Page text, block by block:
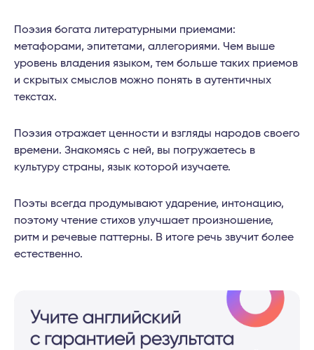
Поэзия богата литературными приемами:
метафорами, эпитетами, аллегориями. Чем выше
уровень владения языком, тем больше таких приемов
и скрытых смыслов можно понять в аутентичных
текстах.
Поэзия отражает ценности и взгляды народов своего
времени. Знакомясь с ней, вы погружаетесь в
культуру страны, язык которой изучаете.
Поэты всегда продумывают ударение, интонацию,
поэтому чтение стихов улучшает произношение,
ритм и речевые паттерны. В итоге речь звучит более
естественно.